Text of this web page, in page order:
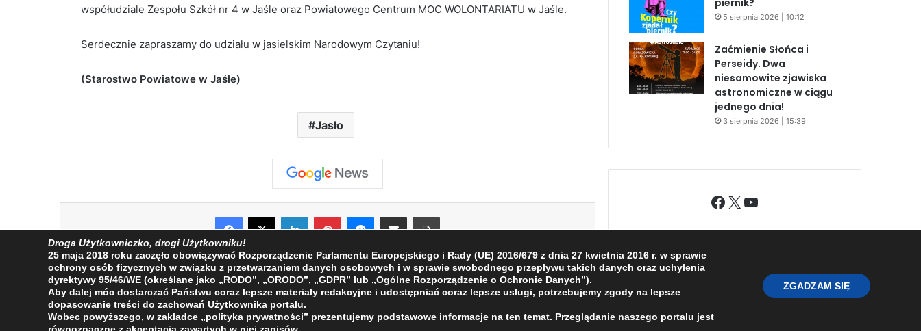
współudziale Zespołu Szkół nr 4 w Jaśle oraz Powiatowego Centrum MOC WOLONTARIATU w Jaśle.
Serdecznie zapraszamy do udziału w jasielskim Narodowym Czytaniu!
(Starostwo Powiatowe w Jaśle)
Jasło
Facebook
X LinkedInPinterestMessenger
Share via Email Print
5 sierpnia 2026 | 10:12
Zaćmienie Słońca i
Perseidy. Dwa
niesamowite zjawiska
astronomiczne w ciągu
jednego dnia!
3 sierpnia 2026 | 15:39
Facebook
X YouTube
2009 - 2026 © Wszelkie prawa zastrzeżone O NAS REDAKCJA
Droga Użytkowniczko, drogi Użytkowniku!
25 maja 2018 roku zaczęło obowiązywać Rozporządzenie Parlamentu Europejskiego i Rady (UE) 2016/679 z dnia 27 kwietnia 2016 r. w sprawie
ochrony osób fizycznych w związku z przetwarzaniem danych osobowych i w sprawie swobodnego przepływu takich danych oraz uchylenia
dyrektywy 95/46/WE (określane jako „RODO”, „ORODO”, „GDPR” lub „Ogólne Rozporządzenie o Ochronie Danych”).
Aby dalej móc dostarczać Państwu coraz lepsze materiały redakcyjne i udostępniać coraz lepsze usługi, potrzebujemy zgody na lepsze
dopasowanie treści do zachowań Użytkownika portalu.
Wobec powyższego, w zakładce „polityka prywatności” prezentujemy podstawowe informacje na ten temat. Przeglądanie naszego portalu jest
ZGADZAM SIĘ